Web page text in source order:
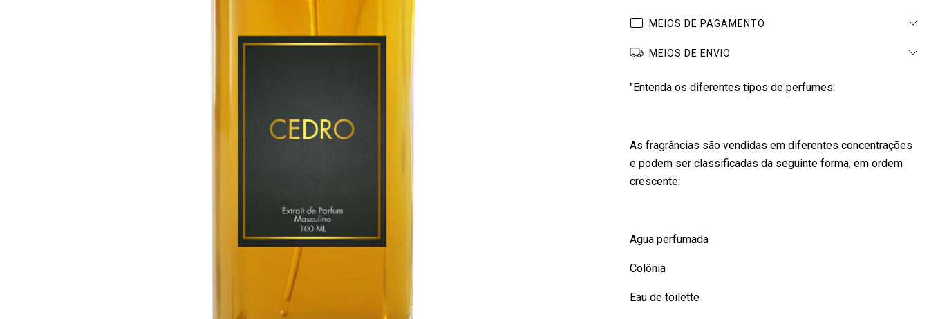
MEIOS DE PAGAMENTO
MEIOS DE ENVIO
"Entenda os diferentes tipos de perfumes:
As fragrâncias são vendidas em diferentes concentrações
e podem ser classificadas da seguinte forma, em ordem
crescente:
Agua perfumada
Colônia
Eau de toilette